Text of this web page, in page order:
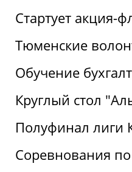
Стартует акция-
Тюменские
Обучение
Круглый стол
Полуфинал лиги
Соревнования